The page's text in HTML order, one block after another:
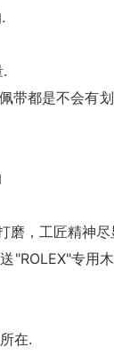
带都是不会有
磨，工匠精神尽
"ROLEX"专用
在.